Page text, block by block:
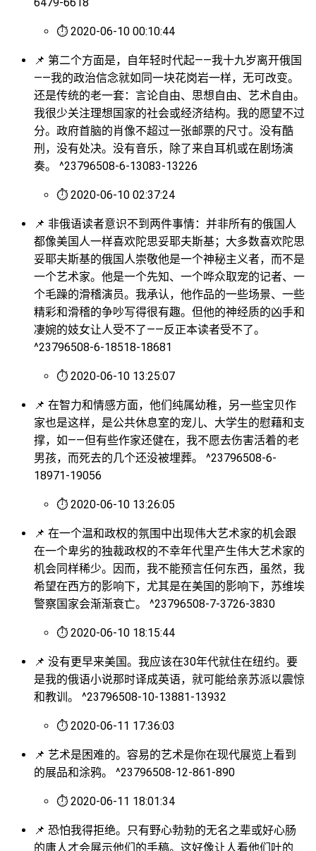
⏱ 2020-06-10 00:10:44
📌 第二个方面是，自年轻时代起——我十九岁离开俄国
——我的政治信念就如同一块花岗岩一样，无可改变。
还是传统的老一套：言论自由、思想自由、艺术自由。
我很少关注理想国家的社会或经济结构。我的愿望不过
分。政府首脑的肖像不超过一张邮票的尺寸。没有酷
刑，没有处决。没有音乐，除了来自耳机或在剧场演
奏。 ^23796508-6-13083-13226
⏱ 2020-06-10 02:37:24
📌 非俄语读者意识不到两件事情：并非所有的俄国人
都像美国人一样喜欢陀思妥耶夫斯基；大多数喜欢陀思
妥耶夫斯基的俄国人崇敬他是一个神秘主义者，而不是
一个艺术家。他是一个先知、一个哗众取宠的记者、一
个毛躁的滑稽演员。我承认，他作品的一些场景、一些
精彩和滑稽的争吵写得很有趣。但他的神经质的凶手和
凄婉的妓女让人受不了——反正本读者受不了。
^23796508-6-18518-18681
⏱ 2020-06-10 13:25:07
📌 在智力和情感方面，他们纯属幼稚，另一些宝贝作
家也是这样，是公共休息室的宠儿、大学生的慰藉和支
撑，如——但有些作家还健在，我不愿去伤害活着的老
男孩，而死去的几个还没被埋葬。 ^23796508-6-
18971-19056
⏱ 2020-06-10 13:26:05
📌 在一个温和政权的氛围中出现伟大艺术家的机会跟
在一个卑劣的独裁政权的不幸年代里产生伟大艺术家的
机会同样稀少。因而，我不能预言任何东西，虽然，我
希望在西方的影响下，尤其是在美国的影响下，苏维埃
警察国家会渐渐衰亡。 ^23796508-7-3726-3830
⏱ 2020-06-10 18:15:44
📌 没有更早来美国。我应该在30年代就住在纽约。要
是我的俄语小说那时译成英语，就可能给亲苏派以震惊
和教训。 ^23796508-10-13881-13932
⏱ 2020-06-11 17:36:03
📌 艺术是困难的。容易的艺术是你在现代展览上看到
的展品和涂鸦。 ^23796508-12-861-890
⏱ 2020-06-11 18:01:34
📌 恐怕我得拒绝。只有野心勃勃的无名之辈或好心肠
的庸人才会展示他们的手稿。这好像让人看他们吐的